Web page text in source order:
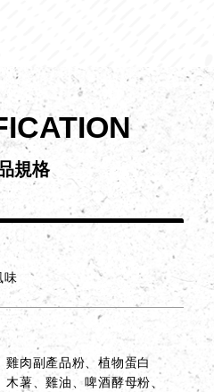
規格
味
雞肉副產品粉、植物蛋白
木薯、雞油、啤酒酵母粉、